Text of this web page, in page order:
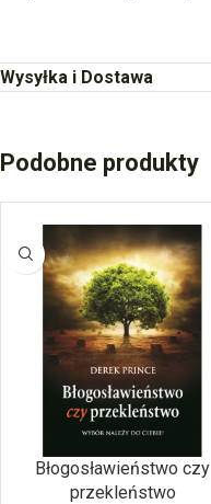
Wysyłka i Dostawa
Podobne produkty
Błogosławieństwo czy
przekleństwo